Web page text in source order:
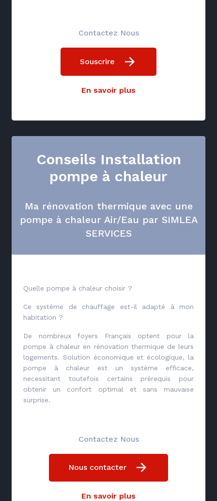
Contactez Nous
Souscrire
En savoir plus
Conseils Installation
pompe à chaleur
Ma rénovation thermique avec une
pompe à chaleur Air/Eau par SIMLEA
SERVICES
Quelle pompe à chaleur choisir ?
Ce système de chauffage est-il adapté à mon
habitation ?
De nombreux foyers Français optent pour la
pompe à chaleur en rénovation thermique de leurs
logements. Solution économique et écologique, la
pompe à chaleur est un système efficace,
necessitant toutefois certains prérequis pour
obtenir un confort optimal et sans mauvaise
surprise.
Contactez Nous
Nous contacter
En savoir plus